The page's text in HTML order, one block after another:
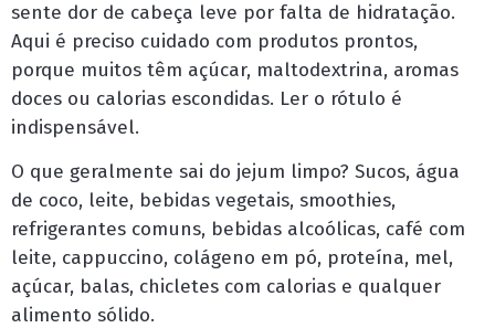
sente dor de cabeça leve por falta de hidratação.
Aqui é preciso cuidado com produtos prontos,
porque muitos têm açúcar, maltodextrina, aromas
doces ou calorias escondidas. Ler o rótulo é
indispensável.
O que geralmente sai do jejum limpo? Sucos, água
de coco, leite, bebidas vegetais, smoothies,
refrigerantes comuns, bebidas alcoólicas, café com
leite, cappuccino, colágeno em pó, proteína, mel,
açúcar, balas, chicletes com calorias e qualquer
alimento sólido.